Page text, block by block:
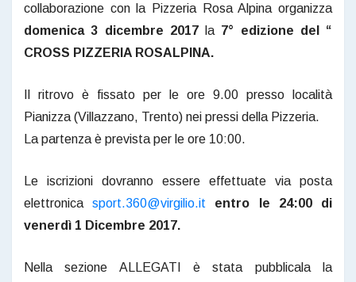
collaborazione con la Pizzeria Rosa Alpina organizza
domenica 3 dicembre 2017la 7° edizione del “
CROSS PIZZERIA ROSALPINA.
Il ritrovo è fissato per le ore 9.00 presso località
Pianizza (Villazzano, Trento) nei pressi della Pizzeria.
La partenza è prevista per le ore 10:00.
Le iscrizioni dovranno essere effettuate via posta
elettronicasport.360@virgilio.it
entro le 24:00 di
venerdì 1 Dicembre 2017.
Nella sezione ALLEGATI è stata pubblicala la